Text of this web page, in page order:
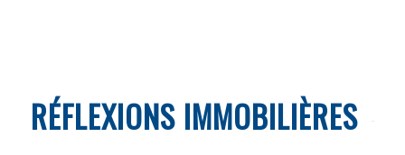
RÉFLEXIONS IMMOBILIÈRES